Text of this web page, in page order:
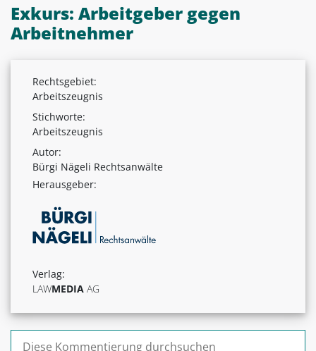
Exkurs: Arbeitgeber gegen
Arbeitnehmer
Rechtsgebiet:
Arbeitszeugnis
Stichworte:
Arbeitszeugnis
Autor:
Bürgi Nägeli Rechtsanwälte
Herausgeber:
Verlag:
LAWMEDIA AG
Suchen nach: